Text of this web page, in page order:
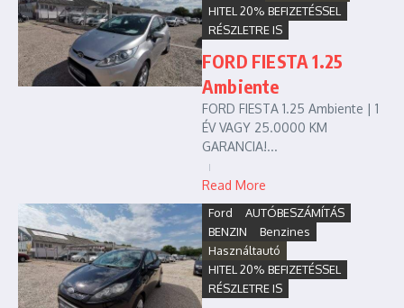
HITEL 20% BEFIZETÉSSEL
RÉSZLETRE IS
FORD FIESTA 1.25
Ambiente
FORD FIESTA 1.25 Ambiente | 1
ÉV VAGY 25.0000 KM
GARANCIA!...
Read More
Ford
AUTÓBESZÁMÍTÁS
BENZIN
Benzines
Használtautó
HITEL 20% BEFIZETÉSSEL
RÉSZLETRE IS